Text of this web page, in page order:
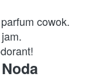
cowok.